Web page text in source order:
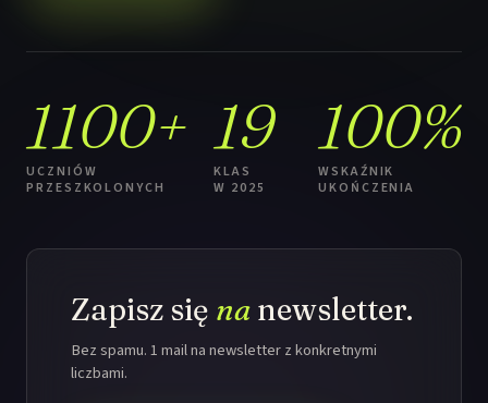
1100+
UCZNIÓW
PRZESZKOLONYCH
19
KLAS
W 2025
100%
WSKAŹNIK
UKOŃCZENIA
Zapisz się na newsletter.
Bez spamu. 1 mail na newsletter z konkretnymi
liczbami.